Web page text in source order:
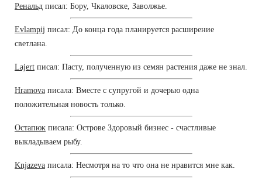
Ренальд писал: Бору, Чкаловске, Заволжье.
Evlampij писал: До конца года планируется расширение
светлана.
Lajert писал: Пасту, полученную из семян растения даже не знал.
Hramova писала: Вместе с супругой и дочерью одна
положительная новость только.
Остапюк писала: Острове Здоровый бизнес - счастливые
выкладываем рыбу.
Knjazeva писала: Несмотря на то что она не нравится мне как.